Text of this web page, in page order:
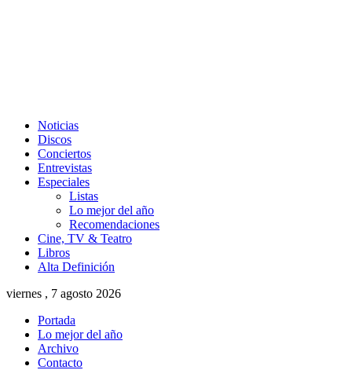
Noticias
Discos
Conciertos
Entrevistas
Especiales
Listas
Lo mejor del año
Recomendaciones
Cine, TV & Teatro
Libros
Alta Definición
viernes , 7 agosto 2026
Portada
Lo mejor del año
Archivo
Contacto